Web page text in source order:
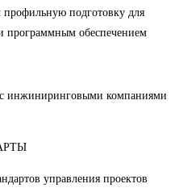
подготовку для
программным обеспечением
инжиниринговыми компаниями
управления проектов